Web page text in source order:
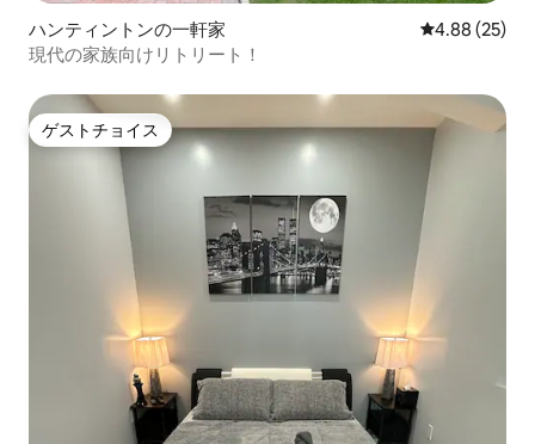
ハンティントンの一軒家 レビュー25
4.88 (25)
現代の家族向けリトリート！
ゲストチョイス
ゲストチョイス